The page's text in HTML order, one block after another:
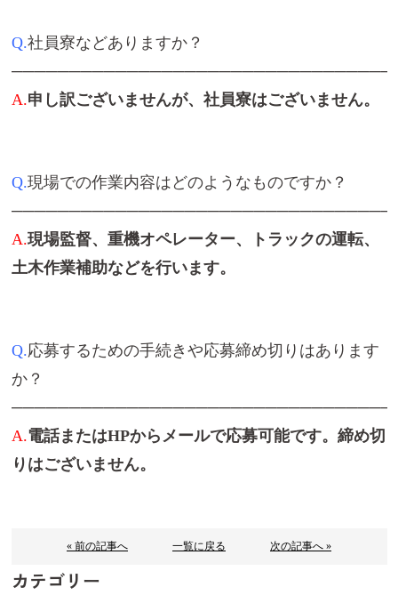
Q.社員寮などありますか？
A.申し訳ございませんが、社員寮はございません。
Q.現場での作業内容はどのようなものですか？
A.現場監督、重機オペレーター、トラックの運転、
土木作業補助などを行います。
Q.応募するための手続きや応募締め切りはあります
か？
A.電話またはHPからメールで応募可能です。締め切
りはございません。
« 前の記事へ 一覧に戻る 次の記事へ »
カテゴリー